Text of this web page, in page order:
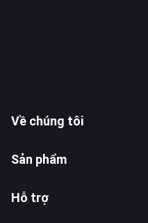
Về chúng tôi
Sản phẩm
Hỗ trợ